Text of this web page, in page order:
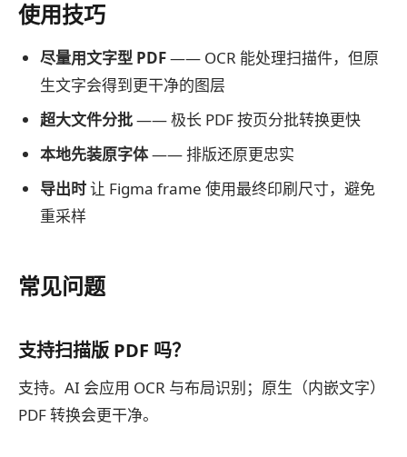
使用技巧
尽量用文字型 PDF—— OCR 能处理扫描件，但原
生文字会得到更干净的图层
超大文件分批—— 极长 PDF 按页分批转换更快
本地先装原字体—— 排版还原更忠实
导出时让 Figma frame 使用最终印刷尺寸，避免
重采样
常见问题
支持扫描版 PDF 吗？
支持。AI 会应用 OCR 与布局识别；原生（内嵌文字）
PDF 转换会更干净。